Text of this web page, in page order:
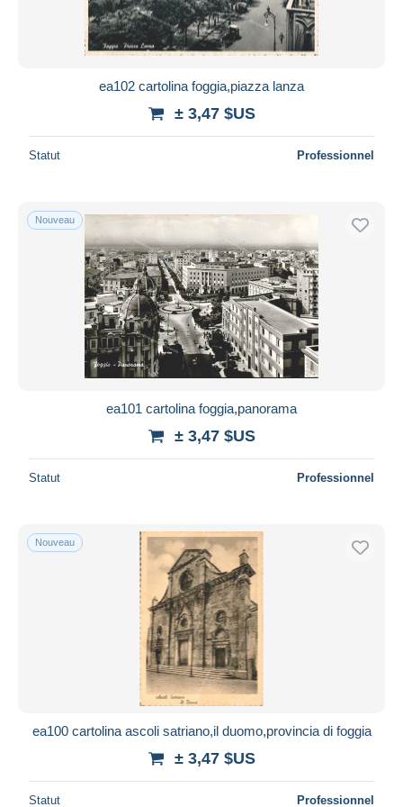
ea102 cartolina foggia,piazza lanza
± 3,47 $US
Statut Professionnel
Nouveau
ea101 cartolina foggia,panorama
± 3,47 $US
Statut Professionnel
Nouveau
ea100 cartolina ascoli satriano,il duomo,provincia di foggia
± 3,47 $US
Statut Professionnel